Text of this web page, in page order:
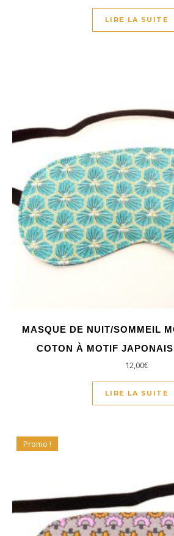
LIRE LA SUITE
MASQUE DE NUIT/SOMMEIL
COTON À MOTIF
12,00€
LIRE LA SUITE
Promo !